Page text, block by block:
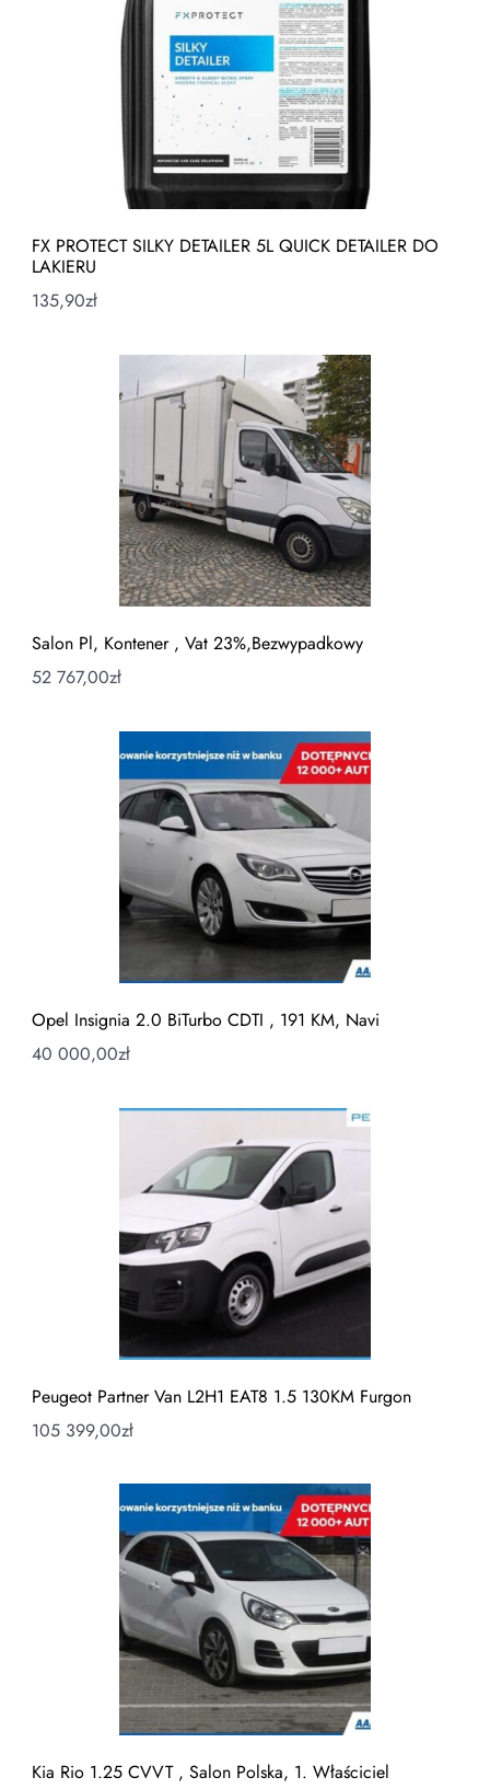
FX PROTECT SILKY DETAILER 5L QUICK DETAILER DO
LAKIERU
135,90zł
Salon Pl, Kontener , Vat 23%,Bezwypadkowy
52 767,00zł
Opel Insignia 2.0 BiTurbo CDTI , 191 KM, Navi
40 000,00zł
Peugeot Partner Van L2H1 EAT8 1.5 130KM Furgon
105 399,00zł
Kia Rio 1.25 CVVT , Salon Polska, 1. Właściciel